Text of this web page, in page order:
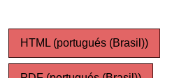
HTML (portugués (Brasil))